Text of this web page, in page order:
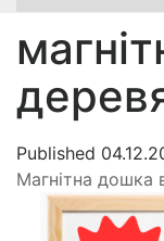
Published
Магнітна дошка